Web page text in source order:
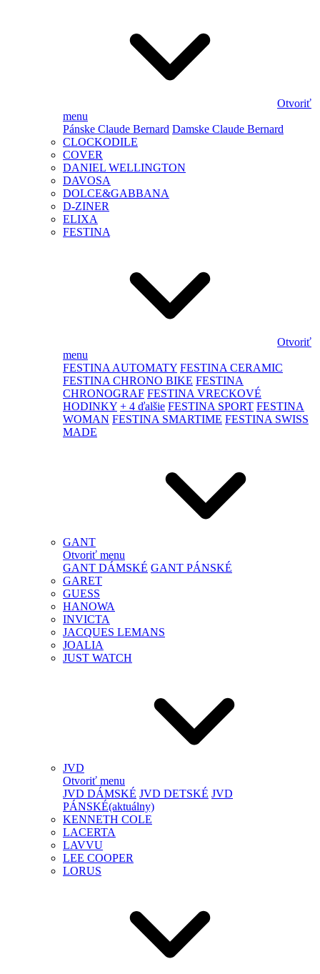
Otvoriť
menu
Pánske Claude Bernard Damske Claude Bernard
CLOCKODILE
COVER
DANIEL WELLINGTON
DAVOSA
DOLCE&GABBANA
D-ZINER
ELIXA
FESTINA
Otvoriť
menu
FESTINA AUTOMATY FESTINA CERAMIC
FESTINA CHRONO BIKE FESTINA
CHRONOGRAF FESTINA VRECKOVÉ
HODINKY + 4 ďalšie FESTINA SPORT FESTINA
WOMAN FESTINA SMARTIME FESTINA SWISS
MADE
GANT
Otvoriť menu
GANT DÁMSKÉ GANT PÁNSKÉ
GARET
GUESS
HANOWA
INVICTA
JACQUES LEMANS
JOALIA
JUST WATCH
JVD
Otvoriť menu
JVD DÁMSKÉ JVD DETSKÉ JVD
PÁNSKÉ(aktuálny)
KENNETH COLE
LACERTA
LAVVU
LEE COOPER
LORUS